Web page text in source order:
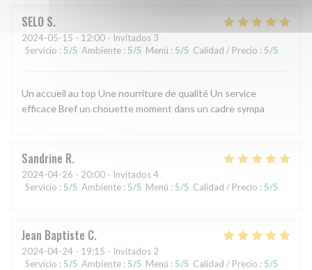
SELO S
2024-05-15 - 12:00 - Invitados 3
Servicio :5/5 Ambiente : 5/5 Menú :5/5 Calidad / Precio : 5/5
Un accueil au top Une nourriture de qualité Un service
efficace Bref un chouette moment dans un cadre sympa
Sandrine R
2024-04-26 - 20:00 - Invitados 4
Servicio : 5/5 Ambiente : 5/5 Menú : 5/5 Calidad / Precio : 5/5
Jean Baptiste C
2024-04-24 - 19:15 - Invitados 2
Servicio : 5/5 Ambiente : 5/5 Menú : 5/5 Calidad / Precio : 5/5